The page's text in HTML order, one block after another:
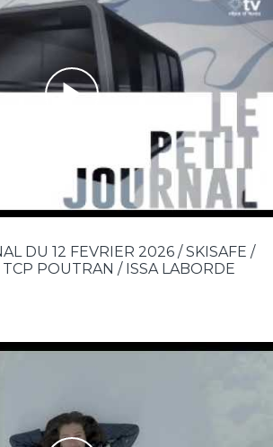
12 FEVRIER 2026 / SKISAFE /
POUTRAN / ISSA LABORDE